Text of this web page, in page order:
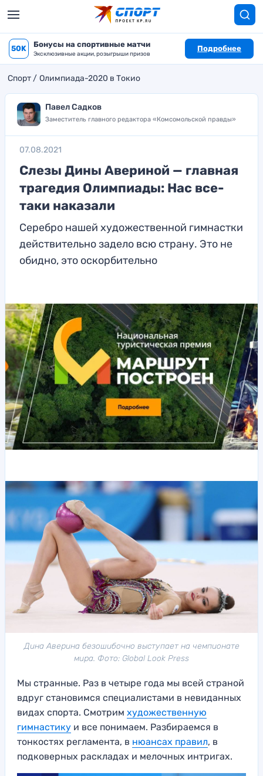
50K Бонусы на спортивные матчи
Эксклюзивные акции, розыгрыши призов
Подробнее
Спорт Олимпиада-2020 в Токио
Павел Садков
Заместитель главного редактора «Комсомольской правды»
07.08.2021
Слезы Дины Авериной — главная
трагедия Олимпиады: Нас все-
таки наказали
Серебро нашей художественной гимнастки
действительно задело всю страну. Это не
обидно, это оскорбительно
Дина Аверина безошибочно выступает на чемпионате
мира. Фото: Global Look Press
Мы странные. Раз в четыре года мы всей страной
вдруг становимся специалистами в невиданных
видах спорта. Смотрим художественную
гимнастику и все понимаем. Разбираемся в
тонкостях регламента, в нюансах правил, в
подковерных раскладах и мелочных интригах.